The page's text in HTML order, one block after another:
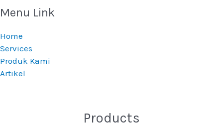
Menu Link
Home
Services
Produk Kami
Artikel
Products